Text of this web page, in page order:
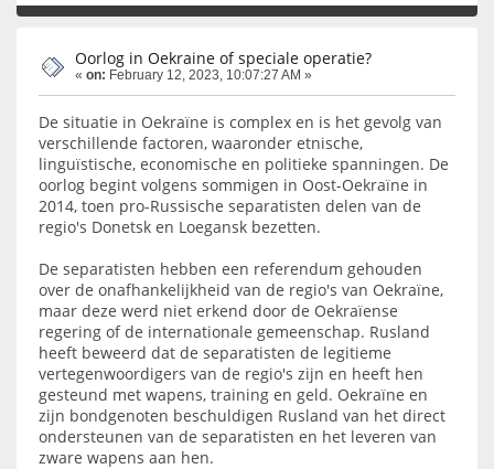
Oorlog in Oekraine of speciale operatie?
« on: February 12, 2023, 10:07:27 AM »
De situatie in Oekraïne is complex en is het gevolg van
verschillende factoren, waaronder etnische,
linguïstische, economische en politieke spanningen. De
oorlog begint volgens sommigen in Oost-Oekraïne in
2014, toen pro-Russische separatisten delen van de
regio's Donetsk en Loegansk bezetten.
De separatisten hebben een referendum gehouden
over de onafhankelijkheid van de regio's van Oekraïne,
maar deze werd niet erkend door de Oekraïense
regering of de internationale gemeenschap. Rusland
heeft beweerd dat de separatisten de legitieme
vertegenwoordigers van de regio's zijn en heeft hen
gesteund met wapens, training en geld. Oekraïne en
zijn bondgenoten beschuldigen Rusland van het direct
ondersteunen van de separatisten en het leveren van
zware wapens aan hen.